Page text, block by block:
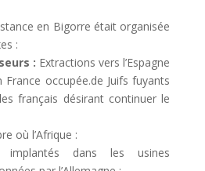
en Bigorre était organisée
:
: Extractions vers l’Espagne
France occupée.de Juifs fuyants
français désirant continuer le
où l’Afrique :
implantés dans les usines